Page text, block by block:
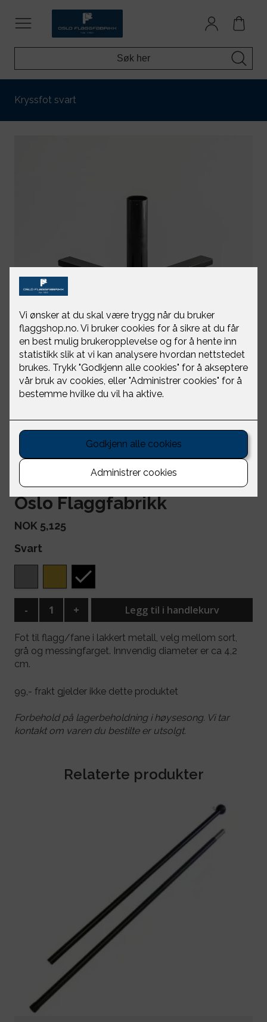
Kryssfot svart
Kryssfot svart
Oslo Flaggfabrikk
NOK 5,125
Svart
- + Legg til i handlekurv
Fot til flagg/fane i lakkert metall, velg mellom sort,
grå og messingfarget. Innvendig diameter er ca 4,2
cm.
99,- frakt gjelder ikke dette produktet
Forbehold på lagerbeholdning i høysesong. Vi tar
kontakt om varen du bestilte er utsolgt.
Relaterte produkter